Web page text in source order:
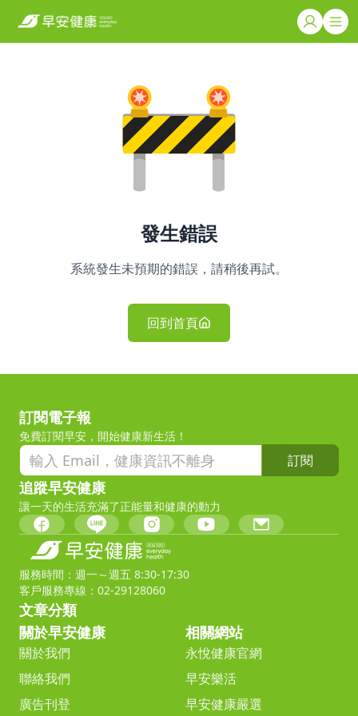
發生錯誤
系統發生未預期的錯誤，請稍後再試。
回到首頁
訂閱電子報
免費訂閱早安，開始健康新生活！
訂閱
追蹤早安健康
讓一天的生活充滿了正能量和健康的動力
服務時間：週一～週五 8:30-17:30
客戶服務專線：02-29128060
文章分類
關於早安健康
關於我們
聯絡我們
廣告刊登
相關網站
永悅健康官網
早安樂活
早安健康嚴選